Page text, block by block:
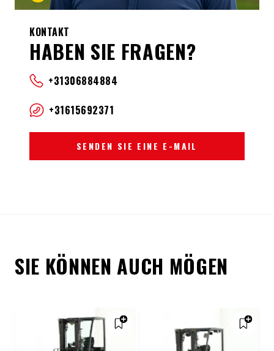
KONTAKT
HABEN SIE FRAGEN?
+31306884884
+31615692371
SENDEN SIE EINE E-MAIL
SIE KÖNNEN AUCH MÖGEN